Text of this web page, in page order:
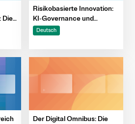
Die
Risikobasierte Innovation:
KI‑Governance und
Risikomanagement
Wachstum zu
Deutsch
Der Digital Omnibus: Die